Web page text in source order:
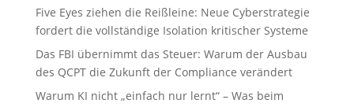
Five Eyes ziehen die Reißleine: Neue Cyberstrategie
fordert die vollständige Isolation kritischer Systeme
Das FBI übernimmt das Steuer: Warum der Ausbau
des QCPT die Zukunft der Compliance verändert
Warum KI nicht „einfach nur lernt“ – Was beim